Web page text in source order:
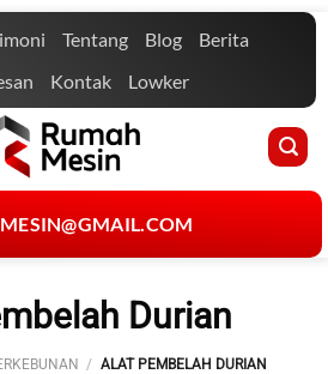
Tentang Blog
Berita
Kontak Lowker
Durian
/ ALAT PEMBELAH DURIAN